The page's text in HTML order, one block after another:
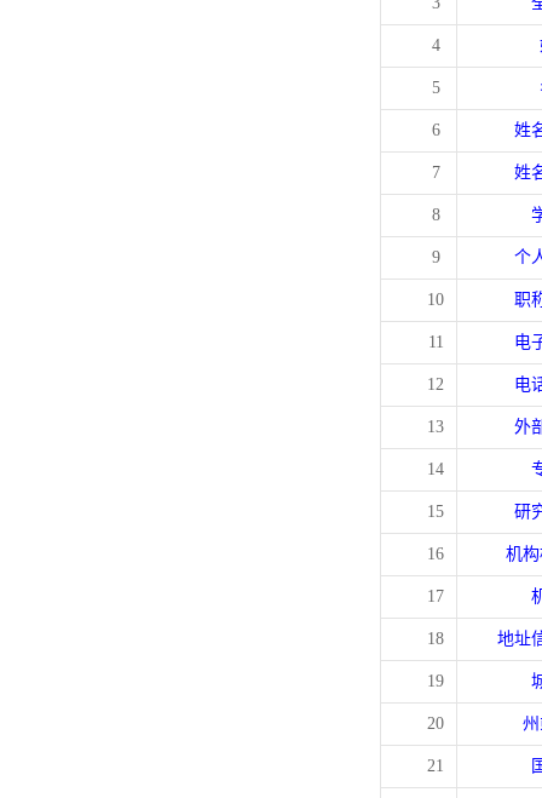
4
5
6 姓
7 姓
8
9 个
10 职
11 电
12 电
13 外
14
15 研
16 机
17
18 地址
19
20
21